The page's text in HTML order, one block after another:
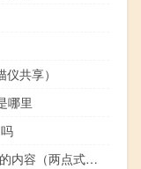
共享）
哪里
两点式求直线方程后面的内容（两点式求直线方程）